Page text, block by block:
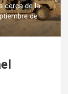
cerca de la
de